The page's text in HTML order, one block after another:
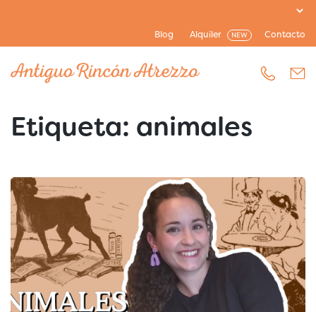
Blog Alquiler NEW Contacto
Etiqueta: animales